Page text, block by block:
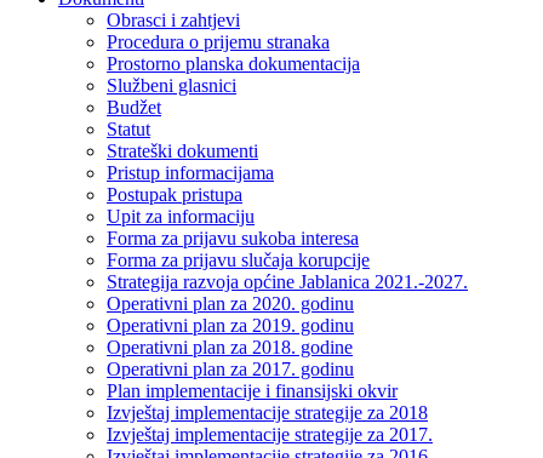
Obrasci i zahtjevi
Procedura o prijemu stranaka
Prostorno planska dokumentacija
Službeni glasnici
Budžet
Statut
Strateški dokumenti
Pristup informacijama
Postupak pristupa
Upit za informaciju
Forma za prijavu sukoba interesa
Forma za prijavu slučaja korupcije
Strategija razvoja općine Jablanica 2021.-2027.
Operativni plan za 2020. godinu
Operativni plan za 2019. godinu
Operativni plan za 2018. godine
Operativni plan za 2017. godinu
Plan implementacije i finansijski okvir
Izvještaj implementacije strategije za 2018
Izvještaj implementacije strategije za 2017.